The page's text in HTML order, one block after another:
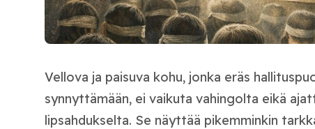
Vellova ja paisuva kohu, jonka eräs
synnyttämään, ei vaikuta vahingolta eikä
lipsahdukselta. Se näyttää pikemminkin